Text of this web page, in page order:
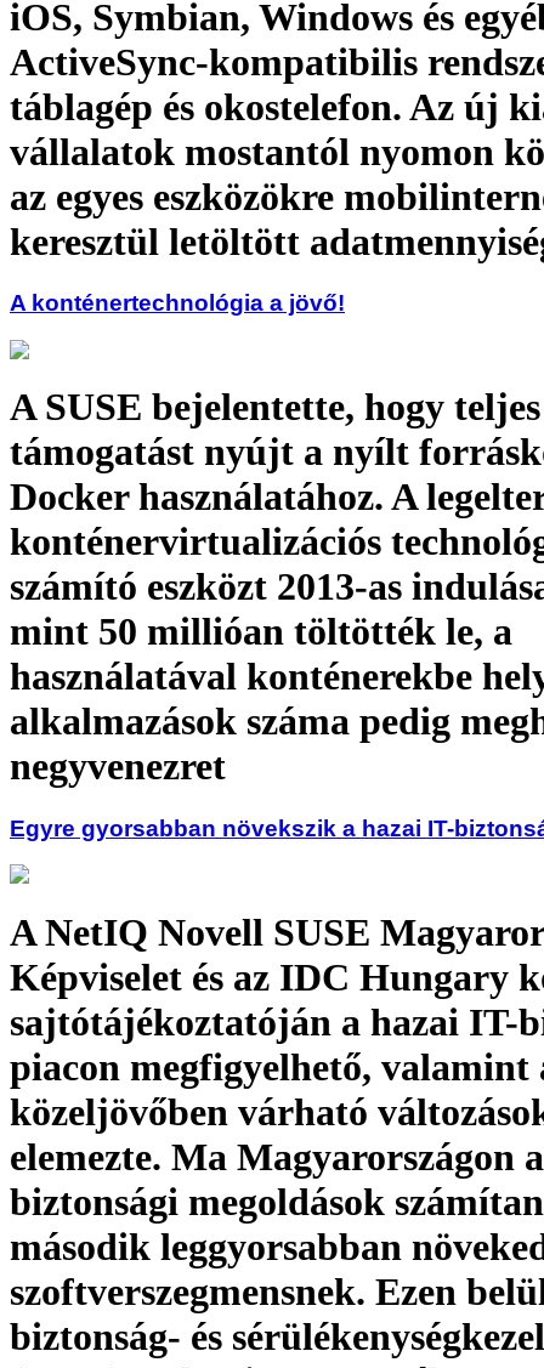
iOS, Symbian, Windows és
ActiveSync-kompatibilis
táblagép és okostelefon. Az új
vállalatok mostantól nyomon
az egyes eszközökre
keresztül letöltött
A konténertechnológia a jövő!
A SUSE bejelentette, hogy
támogatást nyújt a nyílt
Docker használatához. A
konténervirtualizációs
számító eszközt 2013-as
mint 50 millióan töltötték le, a
használatával konténerekbe
alkalmazások száma pedig
negyvenezret
Egyre gyorsabban növekszik a hazai IT-
A NetIQ Novell SUSE
Képviselet és az IDC Hungary
sajtótájékoztatóján a hazai IT-
piacon megfigyelhető, valamint
közeljövőben várható
elemezte. Ma Magyarországon a
biztonsági megoldások
második leggyorsabban
szoftverszegmensnek. Ezen
biztonság- és